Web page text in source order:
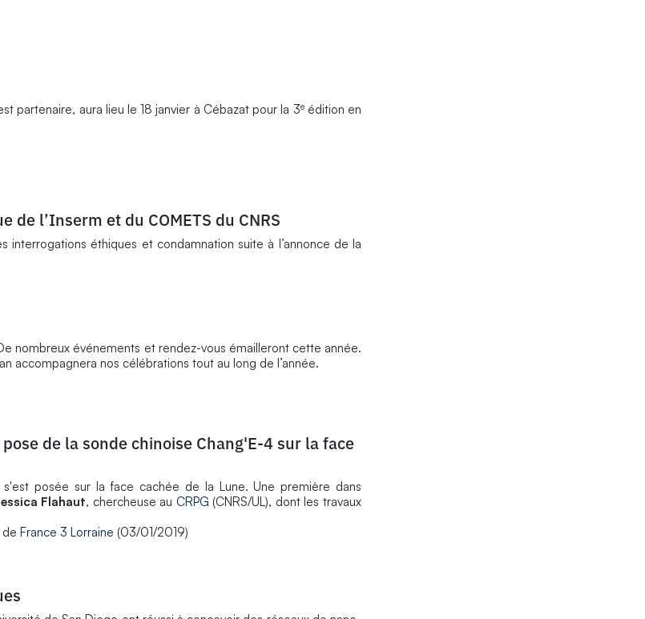
partenaire, aura lieu le 18 janvier à Cébazat pour la 3eédition en
de l’Inserm et du COMETS du CNRS
interrogations éthiques et condamnation suite à l’annonce de la
nombreux événements et rendez-vous émailleront cette année.
accompagnera nos célébrations tout au long de l’année.
de la sonde chinoise Chang'E-4 sur la face
posée sur la face cachée de la Lune. Une première dans
Flahaut, chercheuse au CRPG (CNRS/UL), dont les travaux
de France 3 Lorraine (03/01/2019)